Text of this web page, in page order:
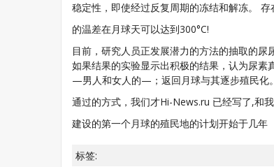
稳定性，即使经过反复周期的冻结和解冻。
的温差在月球天可以达到300°C!
目前，研究人员正发展潜力的方法的抽取的尿
如果结果的实验显示出积极的结果，认为尿
—男人和女人的—；返回月球与其逐步殖民化。
通过的方式，我们才Hi-News.ru 已经写了,和
建设的第一个月球的殖民地的计划开始于几年
标签: